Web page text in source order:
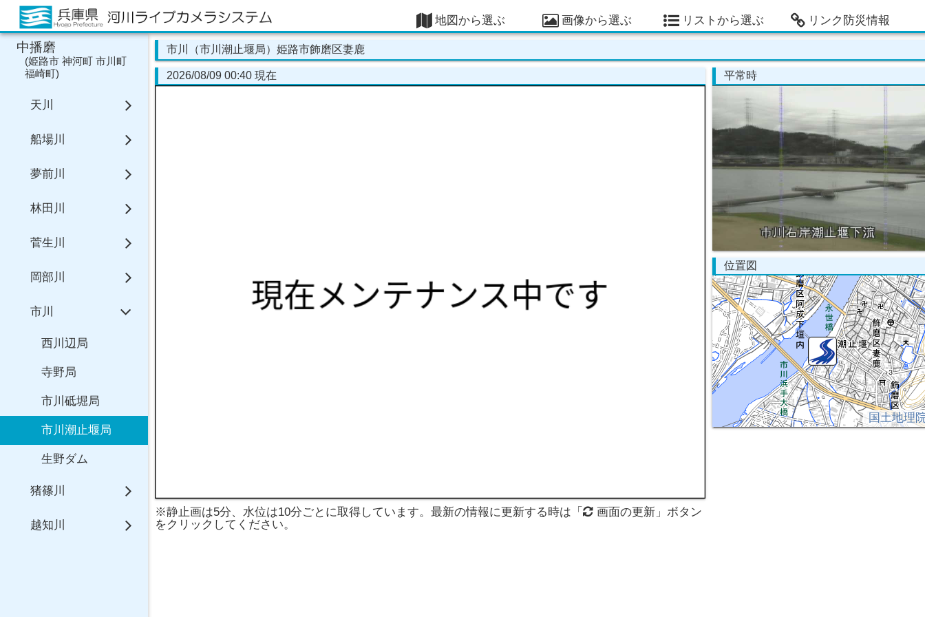
地図から選ぶ 画像から選ぶ リストから選ぶ リンク防災情報
中播磨
(姫路市 神河町 市川町
福崎町)
天川
船場川
夢前川
林田川
菅生川
岡部川
市川
西川辺局
寺野局
市川砥堀局
市川潮止堰局
生野ダム
猪篠川
越知川
市川（市川潮止堰局）姫路市飾磨区妻鹿
2026/08/09 00:40 現在
※静止画は5分、水位は10分ごとに取得しています。最新の情報に更新する時は「
画面の更新」ボタン
をクリックしてください。
平常時
位置図
国土地理